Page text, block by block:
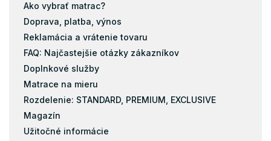
Ako vybrať matrac?
Doprava, platba, výnos
Reklamácia a vrátenie tovaru
FAQ: Najčastejšie otázky zákazníkov
Doplnkové služby
Matrace na mieru
Rozdelenie: STANDARD, PREMIUM, EXCLUSIVE
Magazín
Užitočné informácie